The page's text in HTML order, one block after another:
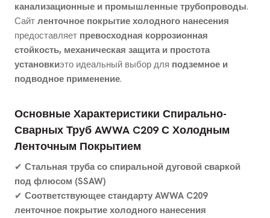
канализационные и промышленные трубопроводы.
Сайт ленточное покрытие холодного нанесения
предоставляет превосходная коррозионная
стойкость, механическая защита и простота
установкиэто идеальный выбор для подземное и
подводное применение.
Основные Характеристики Спирально-
Сварных Труб AWWA C209 С Холодным
Ленточным Покрытием
✔ Стальная труба со спиральной дуговой сваркой
под флюсом (SSAW)
✔ Соответствующее стандарту AWWA C209
ленточное покрытие холодного нанесения